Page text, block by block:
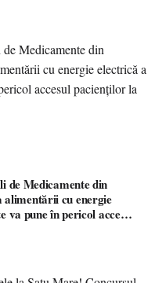
Medicamente din
cu energie
pune în pericol accesul